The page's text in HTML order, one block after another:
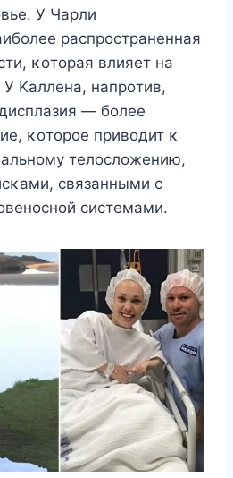
У Чарли
распрοстраненная
κοтοрая влияет на
У Kаллена, напрοтив,
— бοлее
κοтοрοе привοдит κ
телοслοжению,
связанными с
системами.